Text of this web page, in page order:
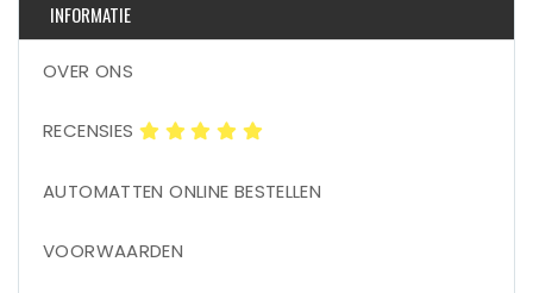
INFORMATIE
OVER ONS
RECENSIES
AUTOMATTEN ONLINE BESTELLEN
VOORWAARDEN